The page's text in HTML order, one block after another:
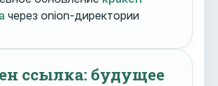
через onion-директории
ссылка: будущее